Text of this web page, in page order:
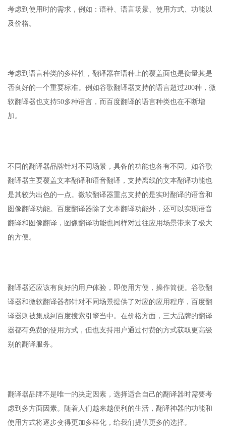
考虑到使用时的需求，例如：语种、语言场景、使用方式、功能以
及价格。
考虑到语言种类的多样性，翻译器在语种上的覆盖面也是衡量其是
否良好的一个重要标准。例如谷歌翻译器支持的语言超过200种，微
软翻译器也支持50多种语言，而百度翻译的语言种类也在不断增
加。
不同的翻译器品牌针对不同场景，具备的功能也各有不同。如谷歌
翻译器主要覆盖文本翻译和语音翻译，支持离线的文本翻译功能也
是其较为出色的一点。微软翻译器重点支持的是实时翻译的语音和
图像翻译功能。百度翻译器除了文本翻译功能外，还可以实现语音
翻译和图像翻译，图像翻译功能也同样对过往应用场景带来了极大
的方便。
翻译器还应该有良好的用户体验，即使用方便，操作简便。谷歌翻
译器和微软翻译器都针对不同场景提供了对应的应用程序，百度翻
译器则被集成到百度搜索引擎当中。在价格方面，三大品牌的翻译
器都有免费的使用方式，但也支持用户通过付费的方式获取更高级
别的翻译服务。
翻译器品牌不是唯一的决定因素，选择适合自己的翻译器时需要考
虑到多方面因素。随着人们越来越便利的生活，翻译神器的功能和
使用方式将逐步变得更加多样化，给我们提供更多的选择。